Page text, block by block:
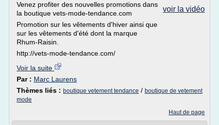
voir la vidéo
Venez profiter des nouvelles promotions dans
la boutique vets-mode-tendance.com
Promotion sur les vêtements d'hiver ainsi que
sur les vêtements d'été dont la marque
Rhum-Raisin.
http://vets-mode-tendance.com/
Voir la suite
Par : Marc Laurens
Thèmes liés : boutique vetement tendance / boutique de vetement
mode
Haut de page